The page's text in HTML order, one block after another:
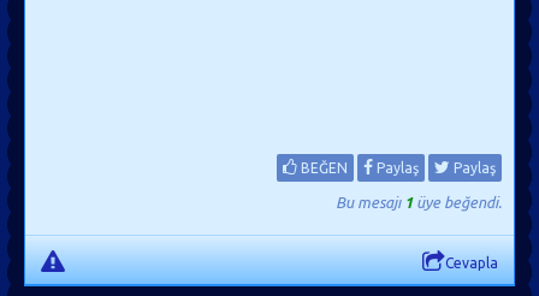
BEĞEN Paylaş Paylaş
Bu mesajı 1üye beğendi.
Cevapla